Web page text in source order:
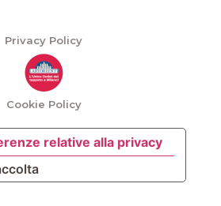
Privacy Policy
Cookie Policy
relative alla privacy